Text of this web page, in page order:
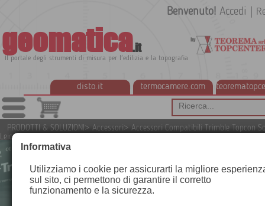
geomatica.it
Il portale degli strumenti di misura per l'edilizia e la topografia
disto.it termocamere.com
Benvenuto! Accedi
PRODOTTI & SOLUZIONI> Accessori> Accessori Compatibili Trimble Topcon
Leica
Informativa
Utilizziamo i cookie per assicurarti la migliore
sul sito, ci permettono di garantire il corretto
funzionamento e la sicurezza.